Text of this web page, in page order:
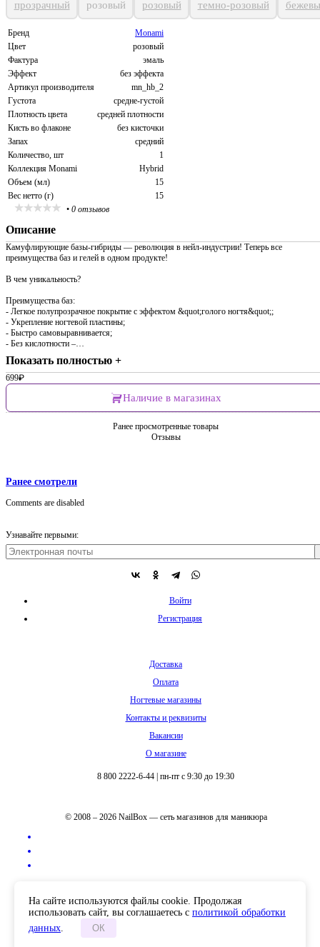
прозрачный розовый розовый темно-розовый
Бренд
Monami
Цвет
розовый
Фактура
эмаль
Эффект
без эффекта
Артикул производителя
mn_hb_2
Густота
средне-густой
Плотность цвета
средней плотности
Кисть во флаконе
без кисточки
Запах
средний
Количество, шт
1
Коллекция Monami
Hybrid
Объем (мл)
15
Вес нетто (г)
15
• 0 отзывов
Описание
Камуфлирующие базы-гибриды — революция в нейл-индустрии! Теперь все
преимущества баз и гелей в одном продукте!
В чем уникальность?
Преимущества баз:
- Легкое полупрозрачное покрытие с эффектом &quot;голого ногтя&quot;;
- Укрепление ногтевой пластины;
- Быстро самовыравнивается;
- Без кислотности –…
Показать полностью +
699₽
Наличие в магазинах
Ранее просмотренные товары
Отзывы
Ранее смотрели
Comments are disabled
Узнавайте первыми:
Войти
Регистрация
Доставка
Оплата
Ногтевые магазины
Контакты и реквизиты
Вакансии
О магазине
8 800 2222-6-44 пн-пт с 9:30 до 19:30
© 2008 – 2026 NailBox — сеть магазинов для маникюра
На сайте используются файлы cookie. Продолжая
использовать сайт, вы соглашаетесь с политикой обработки
данных. ОК